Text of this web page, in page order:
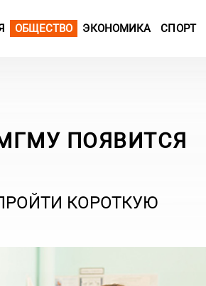
ОБЩЕСТВО ЭКОНОМИКА СПОРТ
ПОЯВИТСЯ
КОРОТКУЮ